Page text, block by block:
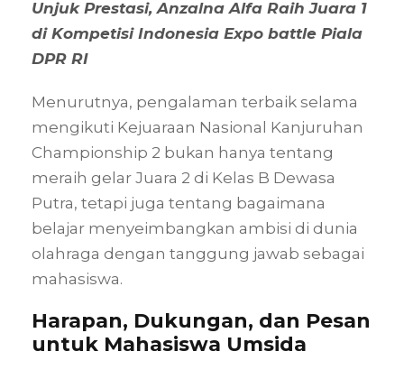
Unjuk Prestasi, Anzalna Alfa Raih Juara 1
di Kompetisi Indonesia Expo battle Piala
DPR RI
Menurutnya, pengalaman terbaik selama
mengikuti Kejuaraan Nasional Kanjuruhan
Championship 2 bukan hanya tentang
meraih gelar Juara 2 di Kelas B Dewasa
Putra, tetapi juga tentang bagaimana
belajar menyeimbangkan ambisi di dunia
olahraga dengan tanggung jawab sebagai
mahasiswa.
Harapan, Dukungan, dan Pesan
untuk Mahasiswa Umsida